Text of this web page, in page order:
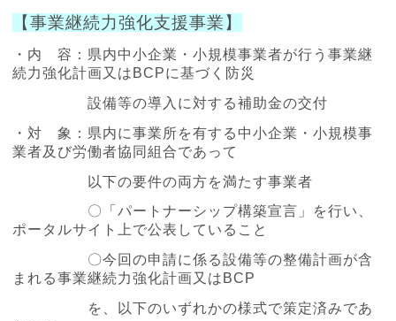
【事業継続力強化支援事業】
・内 容： 県内中小企業・小規模事業者が行う事業継
続力強化計画又はBCPに基づく防災
設備等の導入に対する補助金の交付
・対 象：県内に事業所を有する中小企業・小規模事
業者及び労働者協同組合であって
以下の要件の両方を満たす事業者
〇「パートナーシップ構築宣言」を行い、
ポータルサイト上で公表していること
〇今回の申請に係る設備等の整備計画が含
まれる事業継続力強化計画又はBCP
を、以下のいずれかの様式で策定済みであ